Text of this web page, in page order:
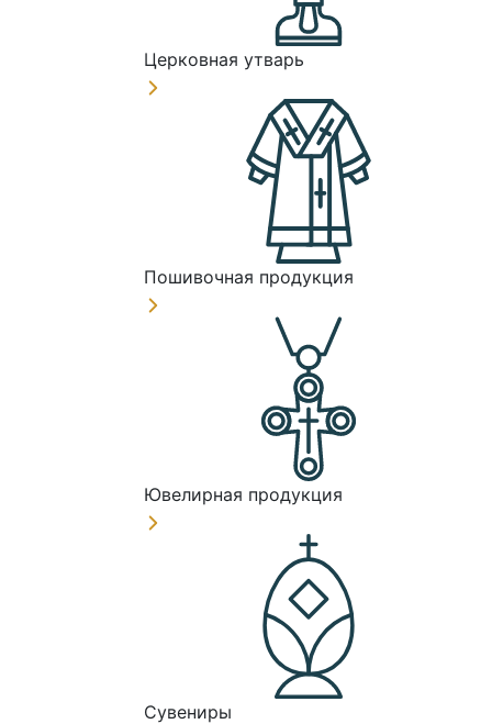
Церковная утварь
Пошивочная продукция
Ювелирная продукция
Сувениры